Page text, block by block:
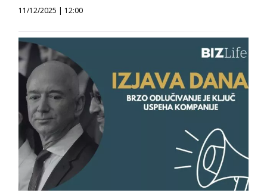
11/12/2025 | 12:00